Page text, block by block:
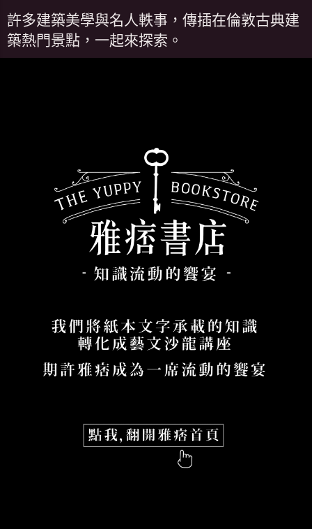
許多建築美學與名人軼事，傳插在倫敦古典建
築熱門景點，一起來探索。